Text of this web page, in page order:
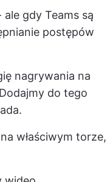
gdy Teams są
postępów
nagrywania na
do tego
właściwym torze,